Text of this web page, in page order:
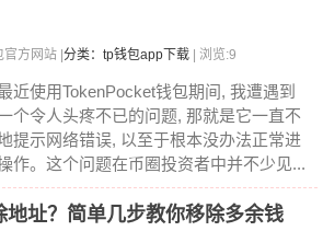
方网站 | 分类：tp钱包app下载 | 浏览:9
近使用TokenPocket钱包期间, 我遭遇到
个令人头疼不已的问题, 那就是它一直不
提示网络错误, 以至于根本没办法正常进
作。这个问题在币圈投资者中并不少见...
址？简单几步教你移除多余钱